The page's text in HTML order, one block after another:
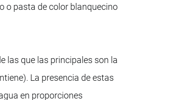
o pasta de color blanquecino
las que las principales son la
La presencia de estas
en proporciones